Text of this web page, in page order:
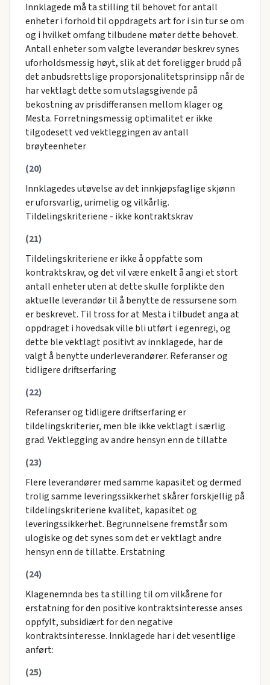
Innklagede må ta stilling til behovet for antall
enheter i forhold til oppdragets art for i sin tur se om
og i hvilket omfang tilbudene møter dette behovet.
Antall enheter som valgte leverandør beskrev synes
uforholdsmessig høyt, slik at det foreligger brudd på
det anbudsrettslige proporsjonalitetsprinsipp når de
har vektlagt dette som utslagsgivende på
bekostning av prisdifferansen mellom klager og
Mesta. Forretningsmessig optimalitet er ikke
tilgodesett ved vektleggingen av antall
brøyteenheter
(20)
Innklagedes utøvelse av det innkjøpsfaglige skjønn
er uforsvarlig, urimelig og vilkårlig.
Tildelingskriteriene - ikke kontraktskrav
(21)
Tildelingskriteriene er ikke å oppfatte som
kontraktskrav, og det vil være enkelt å angi et stort
antall enheter uten at dette skulle forplikte den
aktuelle leverandør til å benytte de ressursene som
er beskrevet. Til tross for at Mesta i tilbudet anga at
oppdraget i hovedsak ville bli utført i egenregi, og
dette ble vektlagt positivt av innklagede, har de
valgt å benytte underleverandører. Referanser og
tidligere driftserfaring
(22)
Referanser og tidligere driftserfaring er
tildelingskriterier, men ble ikke vektlagt i særlig
grad. Vektlegging av andre hensyn enn de tillatte
(23)
Flere leverandører med samme kapasitet og dermed
trolig samme leveringssikkerhet skårer forskjellig på
tildelingskriteriene kvalitet, kapasitet og
leveringssikkerhet. Begrunnelsene fremstår som
ulogiske og det synes som det er vektlagt andre
hensyn enn de tillatte. Erstatning
(24)
Klagenemnda bes ta stilling til om vilkårene for
erstatning for den positive kontraktsinteresse anses
oppfylt, subsidiært for den negative
kontraktsinteresse. Innklagede har i det vesentlige
anført:
(25)